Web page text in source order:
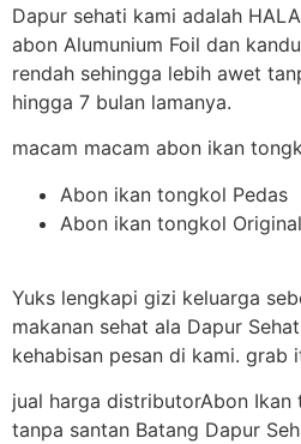
Dapur sehati kami adalah
abon Alumunium Foil dan
rendah sehingga lebih awet
hingga 7 bulan lamanya.
macam macam abon ikan
Abon ikan tongkol Pedas
Abon ikan tongkol Original
Yuks lengkapi gizi keluarga
makanan sehat ala Dapur
kehabisan pesan di kami. grab
jual harga distributorAbon Ikan
tanpa santan Batang Dapur